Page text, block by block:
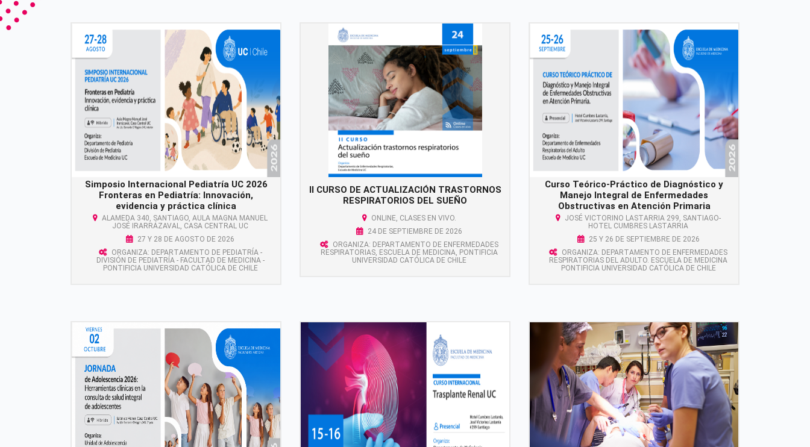
Simposio Internacional Pediatría UC 2026
Fronteras en Pediatría: Innovación,
evidencia y práctica clínica
ALAMEDA 340, SANTIAGO, AULA MAGNA MANUEL
JOSÉ IRARRÁZAVAL, CASA CENTRAL UC
27 Y 28 DE AGOSTO DE 2026
ORGANIZA: DEPARTAMENTO DE PEDIATRÍA -
DIVISIÓN DE PEDIATRÍA - FACULTAD DE MEDICINA -
PONTIFICIA UNIVERSIDAD CATÓLICA DE CHILE
II CURSO DE ACTUALIZACIÓN TRASTORNOS
RESPIRATORIOS DEL SUEÑO
ONLINE, CLASES EN VIVO.
24 DE SEPTIEMBRE DE 2026
ORGANIZA: DEPARTAMENTO DE ENFERMEDADES
RESPIRATORIAS, ESCUELA DE MEDICINA, PONTIFICIA
UNIVERSIDAD CATÓLICA DE CHILE
Curso Teórico-Práctico de Diagnóstico y
Manejo Integral de Enfermedades
Obstructivas en Atención Primaria
JOSÉ VICTORINO LASTARRIA 299, SANTIAGO-
HOTEL CUMBRES LASTARRIA
25 Y 26 DE SEPTIEMBRE DE 2026
ORGANIZA: DEPARTAMENTO DE ENFERMEDADES
RESPIRATORIAS DEL ADULTO. ESCUELA DE MEDICINA
PONTIFICIA UNIVERSIDAD CATÓLICA DE CHILE